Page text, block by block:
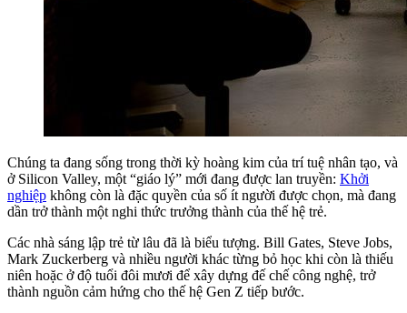
Chúng ta đang sống trong thời kỳ hoàng kim của trí tuệ nhân tạo, và
ở Silicon Valley, một “giáo lý” mới đang được lan truyền: Khởi
nghiệp không còn là đặc quyền của số ít người được chọn, mà đang
dần trở thành một nghi thức trưởng thành của thế hệ trẻ.
Các nhà sáng lập trẻ từ lâu đã là biểu tượng. Bill Gates, Steve Jobs,
Mark Zuckerberg và nhiều người khác từng bỏ học khi còn là thiếu
niên hoặc ở độ tuổi đôi mươi để xây dựng đế chế công nghệ, trở
thành nguồn cảm hứng cho thế hệ Gen Z tiếp bước.